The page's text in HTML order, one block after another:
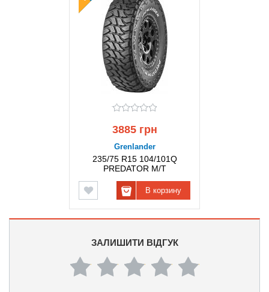
3885 грн
Grenlander
235/75 R15 104/101Q
PREDATOR M/T
В корзину
ЗАЛИШИТИ ВІДГУК